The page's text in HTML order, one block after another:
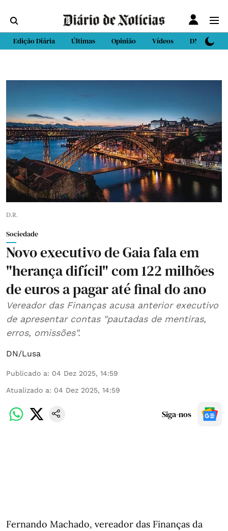
Edição Diária Últimas Opinião Vídeos DN Sport
D.R.
Sociedade
Novo executivo de Gaia fala em
"herança difícil" com 122 milhões
de euros a pagar até final do ano
Vereador das Finanças acusa anterior executivo
de apresentar contas "pautadas de mentiras,
erros, omissões".
DN/Lusa
Publicado a: 04 Dez 2025, 14:59
Atualizado a: 04 Dez 2025, 14:59
Siga-nos
Fernando Machado, vereador das Finanças da